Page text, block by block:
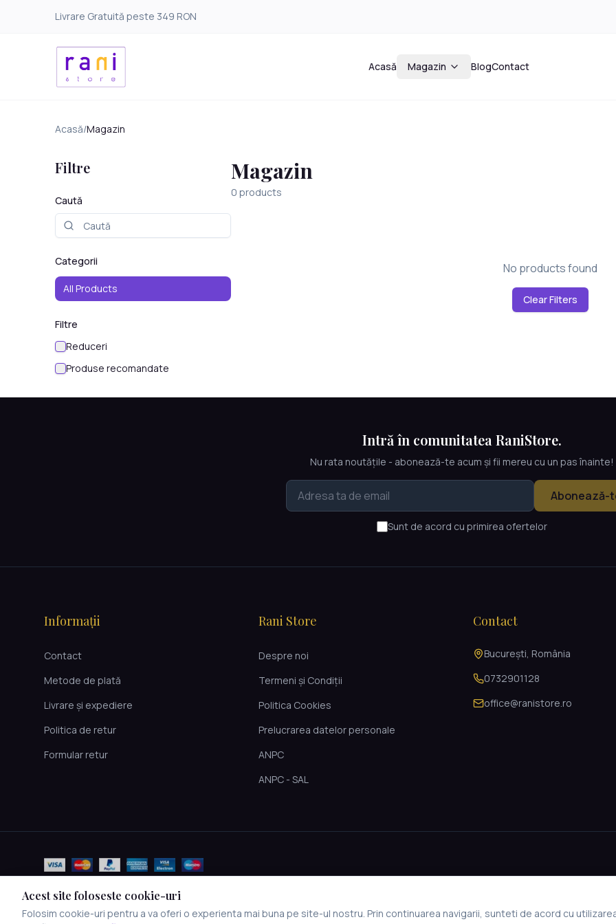
Livrare Gratuită peste 349 RON
Acasă Magazin BlogContact
Acasă/Magazin
Filtre
Caută
Categorii
All Products
Filtre
Reduceri
Produse recomandate
Magazin
0 products
No products found
Clear Filters
Intră în comunitatea RaniStore.
Nu rata noutățile - abonează-te acum și fii mereu cu un pas înainte!
Abonează-
Sunt de acord cu primirea ofertelor
Informații
Contact
Metode de plată
Livrare și expediere
Politica de retur
Formular retur
Rani Store
Despre noi
Termeni și Condiții
Politica Cookies
Prelucrarea datelor personale
ANPC
ANPC - SAL
Contact
București, România
0732901128
office@ranistore.ro
Acest site foloseste cookie-uri
Folosim cookie-uri pentru a va oferi o experienta mai buna pe site-ul nostru. Prin continuarea navigarii, sunteti de acord cu